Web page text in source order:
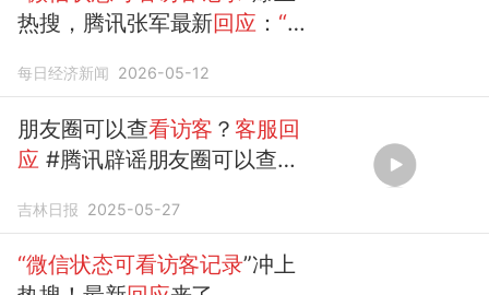
热搜，腾讯张军最新回应 ： “访
发，此次小范围测试浏览人数
展示功能已停止
每日经济新闻 2026-05-12
朋友圈可以查看访客 ？ 客服回
应 #腾讯辟谣朋友圈可以查看
编：姚瑶 编审：...
吉林日报 2025-05-27
“微信状态可看访客记录”冲上